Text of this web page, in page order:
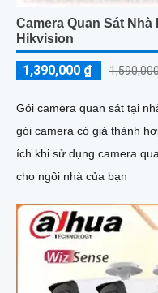
Camera Quan Sát
Hikvision
1,390,000 ₫
Gói camera quan sát tại
gói camera có giá thành hợp lý nhất. Camera
ích khi sử dụng camera
cho ngôi nhà của bạn